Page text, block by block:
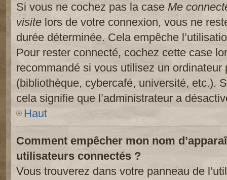
Si vous ne cochez pas la case Me
visite lors de votre connexion, vous ne
durée déterminée. Cela empêche
Pour rester connecté, cochez cette case
recommandé si vous utilisez un
(bibliothèque, cybercafé, université, etc.).
cela signifie que l’administrateur a
Haut
Comment empêcher mon nom
utilisateurs connectés ?
Vous trouverez dans votre panneau de